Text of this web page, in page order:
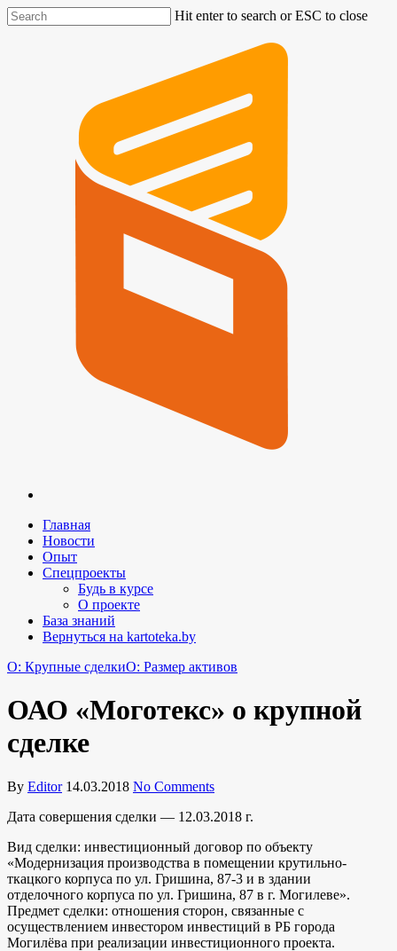
Hit enter to search or ESC to close
Главная
Новости
Опыт
Спецпроекты
Будь в курсе
О проекте
База знаний
Вернуться на kartoteka.by
O: Крупные сделкиO: Размер активов
ОАО «Моготекс» о крупной
сделке
By Editor 14.03.2018 No Comments
Дата совершения сделки — 12.03.2018 г.
Вид сделки: инвестиционный договор по объекту
«Модернизация производства в помещении крутильно-
ткацкого корпуса по ул. Гришина, 87-3 и в здании
отделочного корпуса по ул. Гришина, 87 в г. Могилеве».
Предмет сделки: отношения сторон, связанные с
осуществлением инвестором инвестиций в РБ города
Могилёва при реализации инвестиционного проекта.